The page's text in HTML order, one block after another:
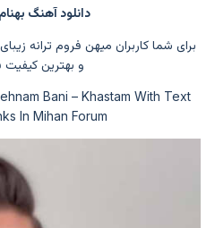
دانلود آهنگ
برای شما کاربران میهن فروم ترانه
و بهترین
Bani – Khastam With Text
In Mihan Forum